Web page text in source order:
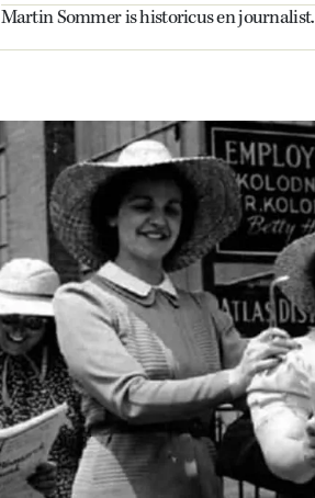
Martin Sommer is historicus en journalist.